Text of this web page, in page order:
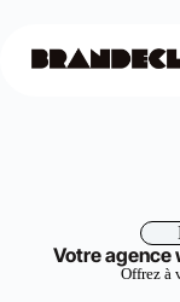
Votre agence
Offrez à